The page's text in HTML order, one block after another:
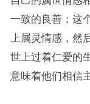
一致的良善；这
上属灵情感，然
世上过着仁爱的
意味着他们相信